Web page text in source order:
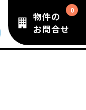
物件の
お問合せ